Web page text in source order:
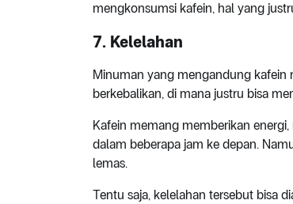
mengkonsumsi kafein, hal yang
7. Kelelahan
Minuman yang mengandung kafein
berkebalikan, di mana justru bisa
Kafein memang memberikan
dalam beberapa jam ke depan.
lemas.
Tentu saja, kelelahan tersebut bisa